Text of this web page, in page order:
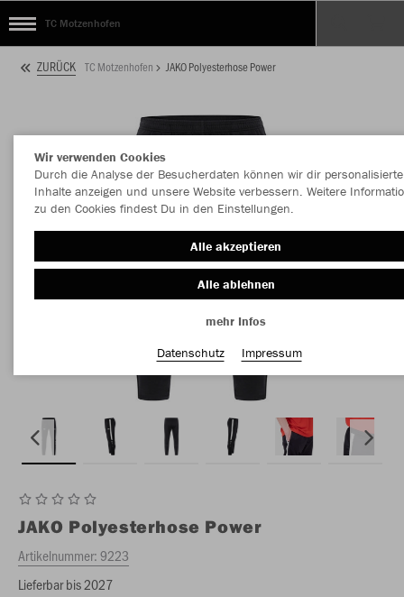
TC Motzenhofen
ZURÜCK TC Motzenhofen JAKO Polyesterhose Power
JAKO Polyesterhose Power
Artikelnummer:9223
Lieferbar bis 2027
Wir verwenden Cookies
Durch die Analyse der Besucherdaten können wir dir personalisierte
Inhalte anzeigen und unsere Website verbessern. Weitere
zu den Cookies findest Du in den Einstellungen.
Alle akzeptieren
Alle ablehnen
mehr Infos
Datenschutz
Impressum